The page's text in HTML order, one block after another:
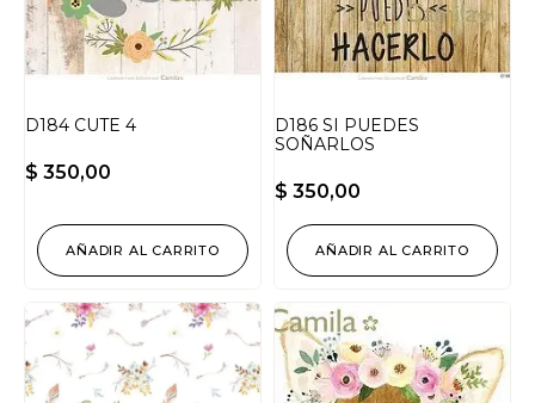
D184 CUTE 4
$ 350,00
AÑADIR AL CARRITO
D186 SI PUEDES
SOÑARLOS
$ 350,00
AÑADIR AL CARRITO